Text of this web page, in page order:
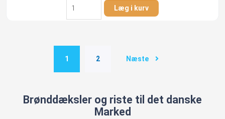
Rist
R1-
til
fliser
Læg i kurv
1 2 Næste
Brønddæksler og riste til det danske
Marked